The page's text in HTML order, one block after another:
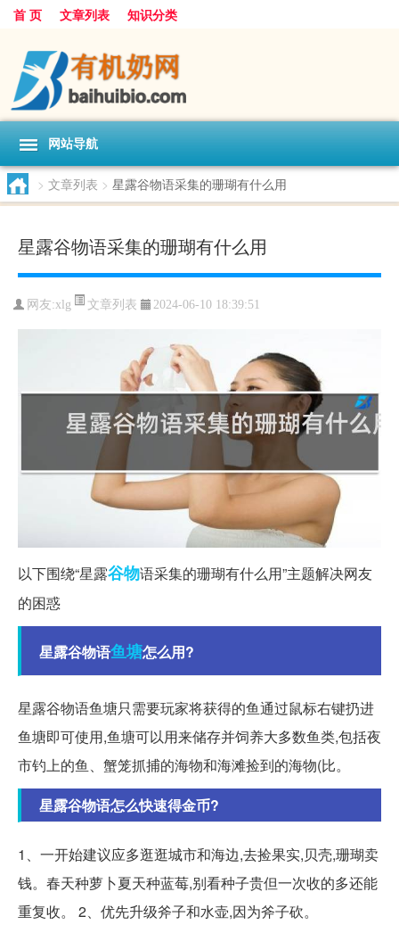
首 页 文章列表 知识分类
网站导航
> 文章列表 > 星露谷物语采集的珊瑚有什么用
星露谷物语采集的珊瑚有什么用
网友:xlg 文章列表 2024-06-10 18:39:51
以下围绕“星露谷物语采集的珊瑚有什么用”主题解决网友
的困惑
星露谷物语鱼塘怎么用?
星露谷物语鱼塘只需要玩家将获得的鱼通过鼠标右键扔进
鱼塘即可使用,鱼塘可以用来储存并饲养大多数鱼类,包括夜
市钓上的鱼、蟹笼抓捕的海物和海滩捡到的海物(比。
星露谷物语怎么快速得金币?
1、一开始建议应多逛逛城市和海边,去捡果实,贝壳,珊瑚卖
钱。春天种萝卜夏天种蓝莓,别看种子贵但一次收的多还能
重复收。 2、优先升级斧子和水壶,因为斧子砍。